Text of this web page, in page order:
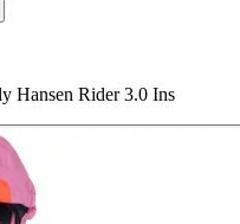
Hansen Rider 3.0 Ins